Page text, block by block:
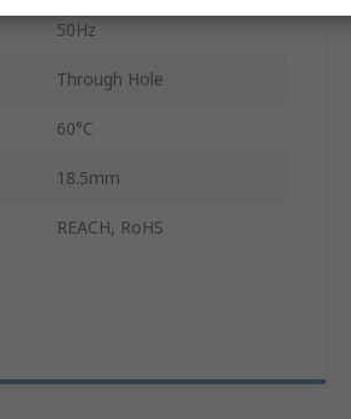
50Hz
Through Hole
60°C
18.5mm
REACH, RoHS